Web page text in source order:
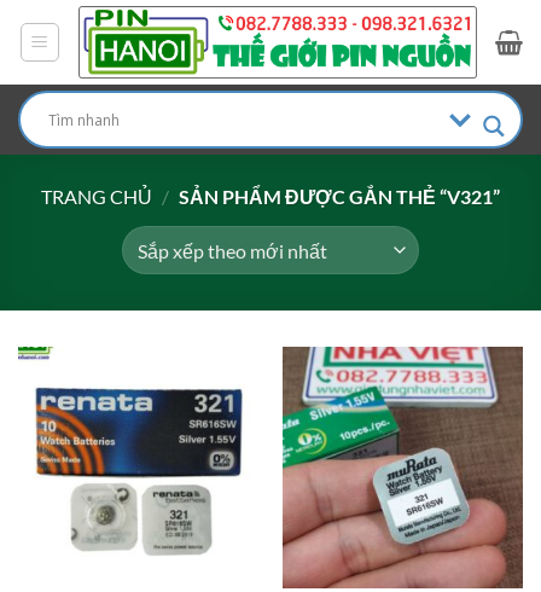
dung
TRANG CHỦ / SẢN PHẨM ĐƯỢC GẮN THẺ “V321”